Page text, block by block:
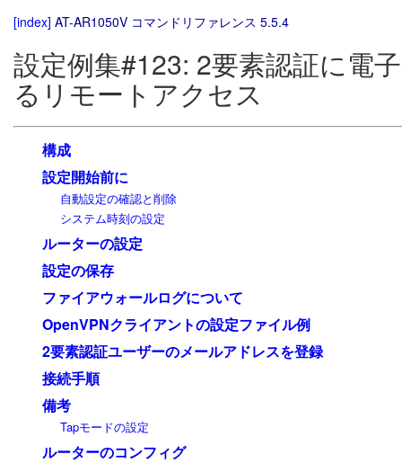
[index] AT-AR1050V コマンドリファレンス 5.5.4
設定例集#123: 2要素認証に電
るリモートアクセス
構成
設定開始前に
自動設定の確認と削除
システム時刻の設定
ルーターの設定
設定の保存
ファイアウォールログについて
OpenVPNクライアントの設定ファイル例
2要素認証ユーザーのメールアドレスを登録
接続手順
備考
Tapモードの設定
ルーターのコンフィグ